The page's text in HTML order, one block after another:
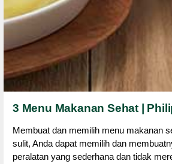
3 Menu Makanan Sehat |
Membuat dan memilih menu makanan
sulit, Anda dapat memilih dan
peralatan yang sederhana dan tidak